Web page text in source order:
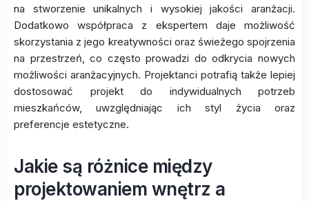
na stworzenie unikalnych i wysokiej jakości aranżacji.
Dodatkowo współpraca z ekspertem daje możliwość
skorzystania z jego kreatywności oraz świeżego spojrzenia
na przestrzeń, co często prowadzi do odkrycia nowych
możliwości aranżacyjnych. Projektanci potrafią także lepiej
dostosować projekt do indywidualnych potrzeb
mieszkańców, uwzględniając ich styl życia oraz
preferencje estetyczne.
Jakie są różnice między
projektowaniem wnętrz a